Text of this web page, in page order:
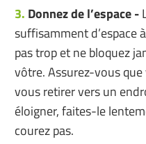
Donnez de l’espace -
suffisamment d’espace
pas trop et ne bloquez
vôtre. Assurez-vous
vous retirer vers un
éloigner, faites-le
courez pas.